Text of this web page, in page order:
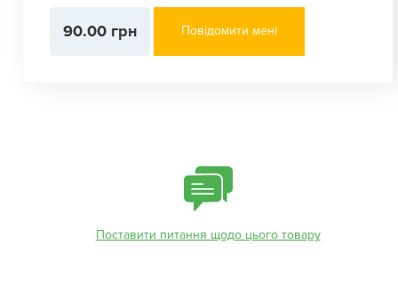
90.00 грн Повідомити мені
Поставити питання щодо цього товару